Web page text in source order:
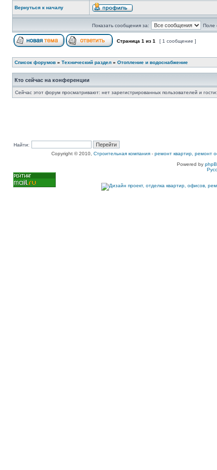
Вернуться к началу
Показать сообщения за: Поле
Страница 1 из 1 [ 1 сообщение ]
Список форумов » Технический раздел » Отопление и водоснабжение
Кто сейчас на конференции
Сейчас этот форум просматривают: нет зарегистрированных пользователей и
Найти:
Copyright © 2010, Строительная компания - ремонт квартир, ремонт
Powered by